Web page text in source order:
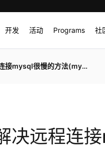
开发 活动 Programs 社
很慢的方法(mysql_connect打开连接慢)
决远程连